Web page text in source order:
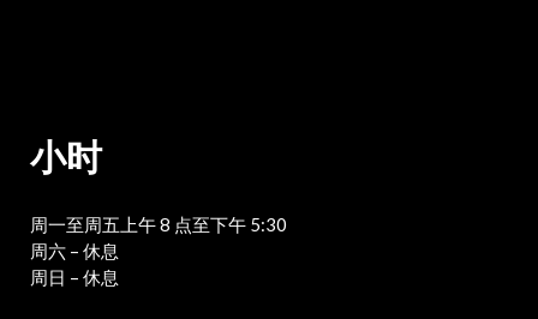
小时
周一至周五上午 8 点至下午 5:30
周六 – 休息
周日 – 休息